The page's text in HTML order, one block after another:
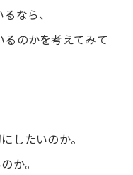
なら、
のかを考えてみて
したいのか。
か。